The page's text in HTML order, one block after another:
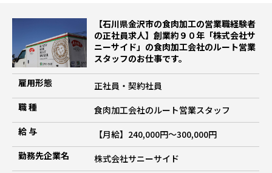
【石川県金沢市の食肉加工の営業職経験者
の正社員求人】創業約９０年「株式会社サ
ニーサイド」の食肉加工会社のルート営業
スタッフのお仕事です。
雇用形態
正社員・契約社員
職 種
食肉加工会社のルート営業スタッフ
給 与
【月給】240,000円～300,000円
勤務先企業名
株式会社サニーサイド